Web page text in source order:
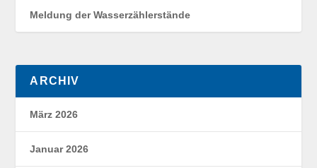
Meldung der Wasserzählerstände
ARCHIV
März 2026
Januar 2026